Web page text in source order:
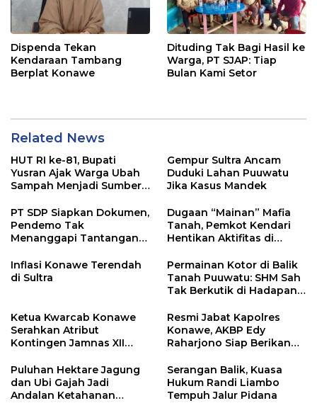
Dispenda Tekan
Kendaraan Tambang
Berplat Konawe
Dituding Tak Bagi Hasil ke
Warga, PT SJAP: Tiap
Bulan Kami Setor
Related News
HUT RI ke-81, Bupati
Yusran Ajak Warga Ubah
Sampah Menjadi Sumber
Gempur Sultra Ancam
Duduki Lahan Puuwatu
Jika Kasus Mandek
PT SDP Siapkan Dokumen,
Pendemo Tak
Menanggapi Tantangan
Dugaan “Mainan” Mafia
Tanah, Pemkot Kendari
Hentikan Aktifitas di
Inflasi Konawe Terendah
di Sultra
Permainan Kotor di Balik
Tanah Puuwatu: SHM Sah
Tak Berkutik di Hadapan
Ketua Kwarcab Konawe
Serahkan Atribut
Kontingen Jamnas XII
Resmi Jabat Kapolres
Konawe, AKBP Edy
Raharjono Siap Berikan
Puluhan Hektare Jagung
dan Ubi Gajah Jadi
Andalan Ketahanan
Serangan Balik, Kuasa
Hukum Randi Liambo
Tempuh Jalur Pidana